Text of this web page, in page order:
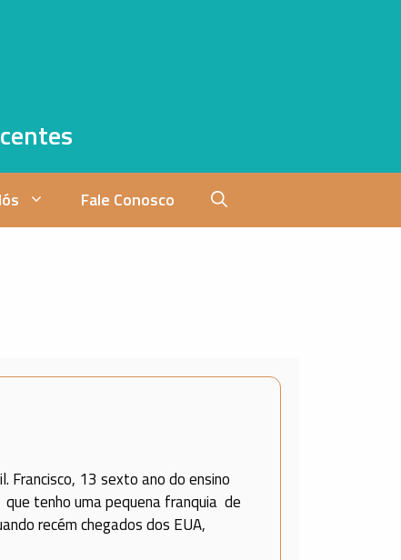
Fale Conosco
Francisco, 13 sexto ano do ensino
tenho uma pequena franquia de
recém chegados dos EUA,